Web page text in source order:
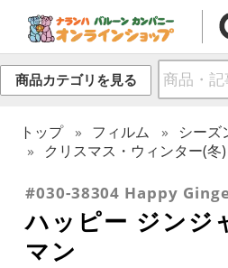
商品カテゴリを見る
トップ フィルム
シーズ
クリスマス・ウィンター(冬)
#030-38304 Happy
ハッピー ジンジ
マン